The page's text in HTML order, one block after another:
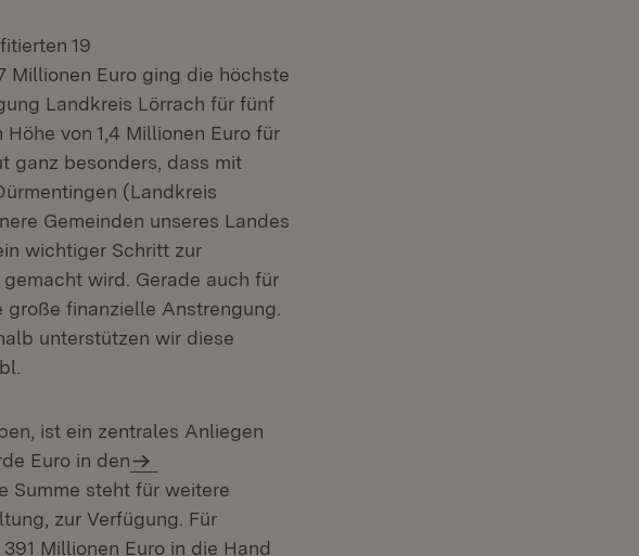
19
Millionen Euro ging die höchste
Landkreis Lörrach für fünf
von 1,4 Millionen Euro für
ganz besonders, dass mit
(Landkreis
Gemeinden unseres Landes
wichtiger Schritt zur
wird. Gerade auch für
finanzielle Anstrengung.
unterstützen wir diese
ist ein zentrales Anliegen
Euro in den
Summe steht für weitere
zur Verfügung. Für
Millionen Euro in die Hand